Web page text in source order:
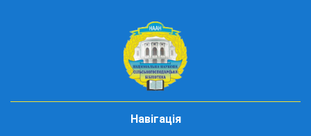
Навігація